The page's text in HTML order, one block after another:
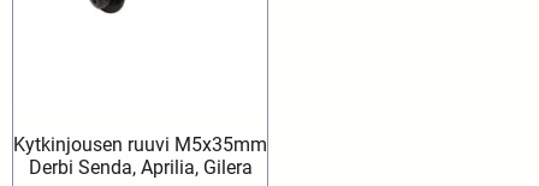
Kytkinjousen ruuvi M5x35mm
Derbi Senda, Aprilia, Gilera